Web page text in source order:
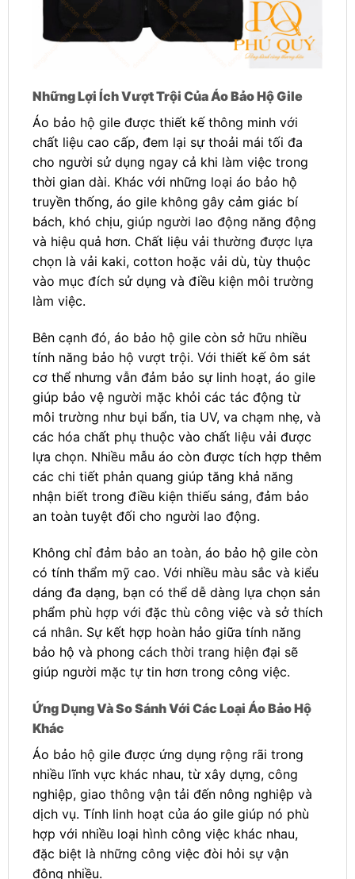
Những Lợi Ích Vượt Trội Của Áo Bảo Hộ Gile
Áo bảo hộ gile được thiết kế thông minh với
chất liệu cao cấp, đem lại sự thoải mái tối đa
cho người sử dụng ngay cả khi làm việc trong
thời gian dài. Khác với những loại áo bảo hộ
truyền thống, áo gile không gây cảm giác bí
bách, khó chịu, giúp người lao động năng động
và hiệu quả hơn. Chất liệu vải thường được lựa
chọn là vải kaki, cotton hoặc vải dù, tùy thuộc
vào mục đích sử dụng và điều kiện môi trường
làm việc.
Bên cạnh đó, áo bảo hộ gile còn sở hữu nhiều
tính năng bảo hộ vượt trội. Với thiết kế ôm sát
cơ thể nhưng vẫn đảm bảo sự linh hoạt, áo gile
giúp bảo vệ người mặc khỏi các tác động từ
môi trường như bụi bẩn, tia UV, va chạm nhẹ, và
các hóa chất phụ thuộc vào chất liệu vải được
lựa chọn. Nhiều mẫu áo còn được tích hợp thêm
các chi tiết phản quang giúp tăng khả năng
nhận biết trong điều kiện thiếu sáng, đảm bảo
an toàn tuyệt đối cho người lao động.
Không chỉ đảm bảo an toàn, áo bảo hộ gile còn
có tính thẩm mỹ cao. Với nhiều màu sắc và kiểu
dáng đa dạng, bạn có thể dễ dàng lựa chọn sản
phẩm phù hợp với đặc thù công việc và sở thích
cá nhân. Sự kết hợp hoàn hảo giữa tính năng
bảo hộ và phong cách thời trang hiện đại sẽ
giúp người mặc tự tin hơn trong công việc.
Ứng Dụng Và So Sánh Với Các Loại Áo Bảo Hộ
Khác
Áo bảo hộ gile được ứng dụng rộng rãi trong
nhiều lĩnh vực khác nhau, từ xây dựng, công
nghiệp, giao thông vận tải đến nông nghiệp và
dịch vụ. Tính linh hoạt của áo gile giúp nó phù
hợp với nhiều loại hình công việc khác nhau,
đặc biệt là những công việc đòi hỏi sự vận
động nhiều.